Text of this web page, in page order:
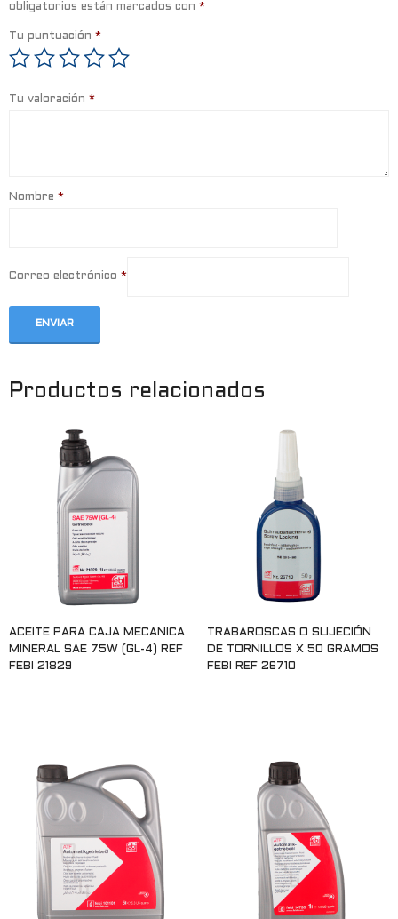
obligatorios están marcados con *
Tu puntuación *
Tu valoración *
Nombre *
Correo electrónico *
Productos relacionados
ACEITE PARA CAJA MECANICA
MINERAL SAE 75W (GL-4) REF
FEBI 21829
TRABAROSCAS O SUJECIÓN
DE TORNILLOS X 50 GRAMOS
FEBI REF 26710